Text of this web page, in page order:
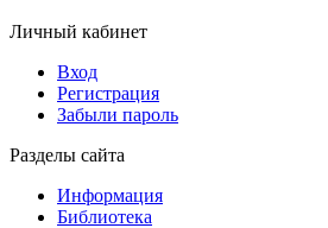
Личный кабинет
Вход
Регистрация
Забыли пароль
Разделы сайта
Информация
Библиотека